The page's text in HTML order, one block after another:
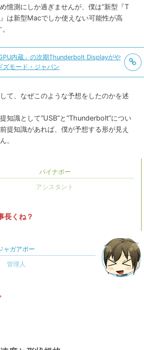
憶測にしか過ぎませんが、僕は“新型『T
は新型Macでしか使えない可能性が高
内蔵」の次期Thunderbolt Displayがや
ズモード・ジャパン
て、なぜこのような予想をしたのかを述
知識として“USB”と“Thunderbolt”につい
提知識があれば、僕が予想する形が見え
。
パイナポー
長くね？
ャガアポー